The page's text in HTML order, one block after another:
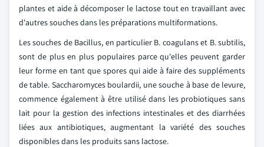
plantes et aide à décomposer le lactose tout en travaillant avec
d'autres souches dans les préparations multiformations.
Les souches de Bacillus, en particulier B. coagulans et B. subtilis,
sont de plus en plus populaires parce qu'elles peuvent garder
leur forme en tant que spores qui aide à faire des suppléments
de table. Saccharomyces boulardii, une souche à base de levure,
commence également à être utilisé dans les probiotiques sans
lait pour la gestion des infections intestinales et des diarrhées
liées aux antibiotiques, augmentant la variété des souches
disponibles dans les produits sans lactose.